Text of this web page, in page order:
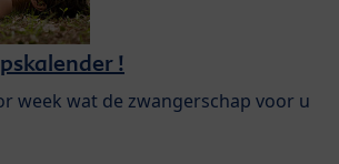
!
week wat de zwangerschap voor u